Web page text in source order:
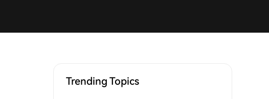
Trending Topics